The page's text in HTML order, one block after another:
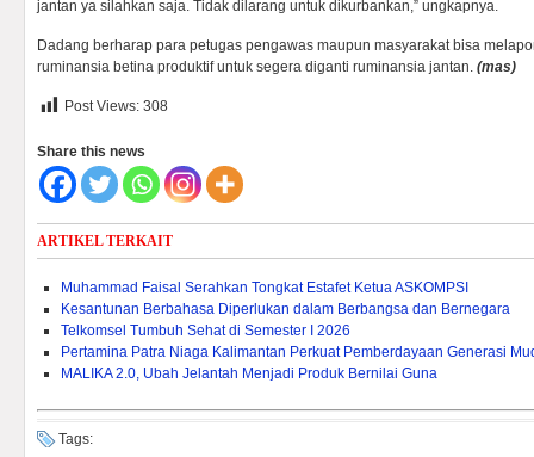
jantan ya silahkan saja. Tidak dilarang untuk dikurbankan,” ungkapnya.
Dadang berharap para petugas pengawas maupun masyarakat bisa
ruminansia betina produktif untuk segera diganti ruminansia jantan. (mas)
Post Views: 308
Share this news
ARTIKEL TERKAIT
Muhammad Faisal Serahkan Tongkat Estafet Ketua ASKOMPSI
Kesantunan Berbahasa Diperlukan dalam Berbangsa dan Bernegara
Telkomsel Tumbuh Sehat di Semester I 2026
Pertamina Patra Niaga Kalimantan Perkuat Pemberdayaan Generasi
MALIKA 2.0, Ubah Jelantah Menjadi Produk Bernilai Guna
Tags: